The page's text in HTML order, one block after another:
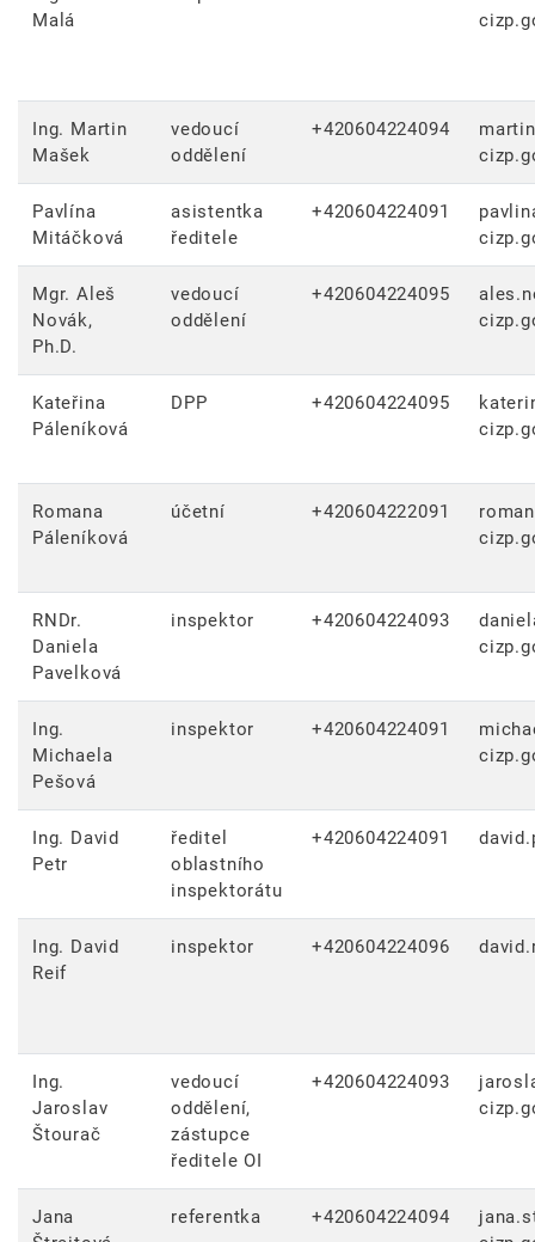
Malá
Ing. Martin
Mašek
vedoucí
oddělení
+420604224094
Pavlína
Mitáčková
asistentka
ředitele
+420604224091
Mgr. Aleš
Novák,
Ph.D.
vedoucí
oddělení
+420604224095
Kateřina
Páleníková
DPP +420604224095
Romana
Páleníková
účetní +420604222091
RNDr.
Daniela
Pavelková
inspektor +420604224093
Ing.
Michaela
Pešová
inspektor +420604224091
Ing. David
Petr
ředitel
oblastního
inspektorátu
+420604224091
Ing. David
Reif
inspektor +420604224096
Ing.
Jaroslav
Štourač
vedoucí
oddělení,
zástupce
ředitele OI
+420604224093
Jana
referentka +420604224094